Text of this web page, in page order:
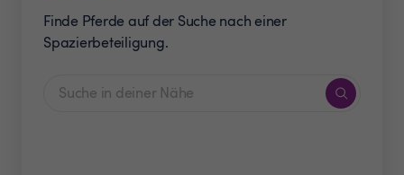
Finde Pferde auf der Suche nach einer
Spazierbeteiligung.